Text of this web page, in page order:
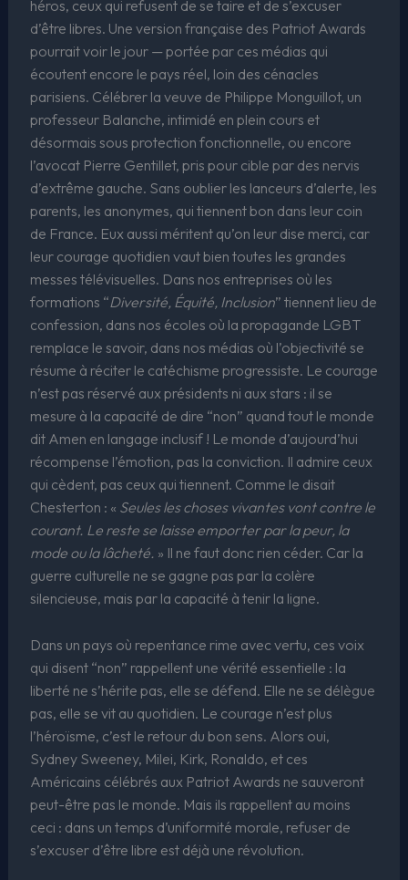
héros, ceux qui refusent de se taire et de s’excuser
d’être libres. Une version française des Patriot Awards
pourrait voir le jour — portée par ces médias qui
écoutent encore le pays réel, loin des cénacles
parisiens. Célébrer la veuve de Philippe Monguillot, un
professeur Balanche, intimidé en plein cours et
désormais sous protection fonctionnelle, ou encore
l’avocat Pierre Gentillet, pris pour cible par des nervis
d’extrême gauche. Sans oublier les lanceurs d’alerte, les
parents, les anonymes, qui tiennent bon dans leur coin
de France. Eux aussi méritent qu’on leur dise merci, car
leur courage quotidien vaut bien toutes les grandes
messes télévisuelles. Dans nos entreprises où les
formations “Diversité, Équité, Inclusion” tiennent lieu de
confession, dans nos écoles où la propagande LGBT
remplace le savoir, dans nos médias où l’objectivité se
résume à réciter le catéchisme progressiste. Le courage
n’est pas réservé aux présidents ni aux stars : il se
mesure à la capacité de dire “non” quand tout le monde
dit Amen en langage inclusif ! Le monde d’aujourd’hui
récompense l’émotion, pas la conviction. Il admire ceux
qui cèdent, pas ceux qui tiennent. Comme le disait
Chesterton : « Seules les choses vivantes vont contre le
courant. Le reste se laisse emporter par la peur, la
mode ou la lâcheté. » Il ne faut donc rien céder. Car la
guerre culturelle ne se gagne pas par la colère
silencieuse, mais par la capacité à tenir la ligne.
Dans un pays où repentance rime avec vertu, ces voix
qui disent “non” rappellent une vérité essentielle : la
liberté ne s’hérite pas, elle se défend. Elle ne se délègue
pas, elle se vit au quotidien. Le courage n’est plus
l’héroïsme, c’est le retour du bon sens. Alors oui,
Sydney Sweeney, Milei, Kirk, Ronaldo, et ces
Américains célébrés aux Patriot Awards ne sauveront
peut-être pas le monde. Mais ils rappellent au moins
ceci : dans un temps d’uniformité morale, refuser de
s’excuser d’être libre est déjà une révolution.